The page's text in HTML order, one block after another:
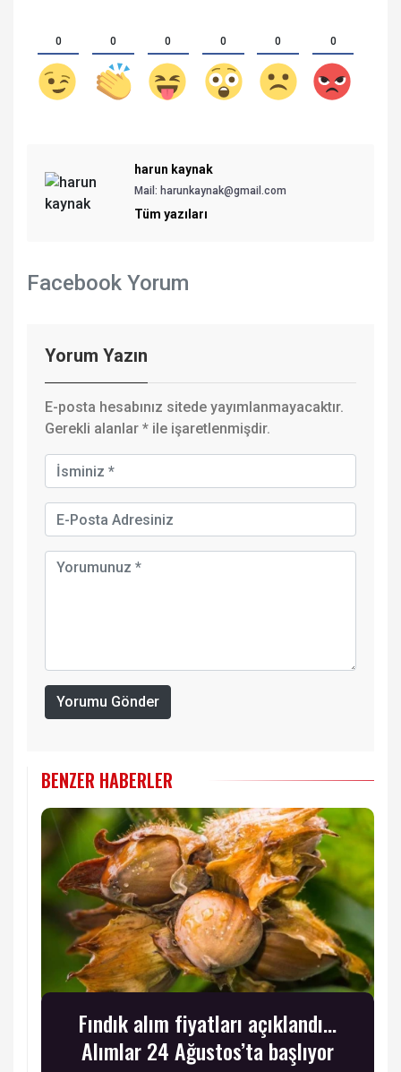
0 0 0 0 0 0
harun kaynak
Mail: harunkaynak@gmail.com
Tüm yazıları
Facebook Yorum
Yorum Yazın
E-posta hesabınız sitede yayımlanmayacaktır.
Gerekli alanlar * ile işaretlenmişdir.
Yorumu Gönder
BENZER HABERLER
Fındık alım fiyatları açıklandı...
Alımlar 24 Ağustos’ta başlıyor